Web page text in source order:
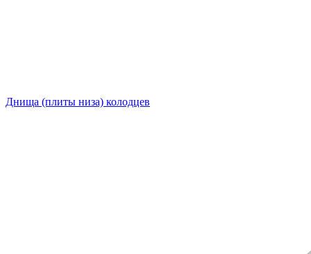
Днища (плиты низа) колодцев